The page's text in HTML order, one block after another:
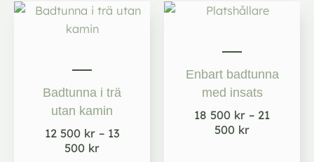
Badtunna i trä
utan kamin
12 500 kr – 13
500 kr
Prisintervall:
Enbart badtunna
med insats
18 500 kr – 21
500 kr
21
500 kr